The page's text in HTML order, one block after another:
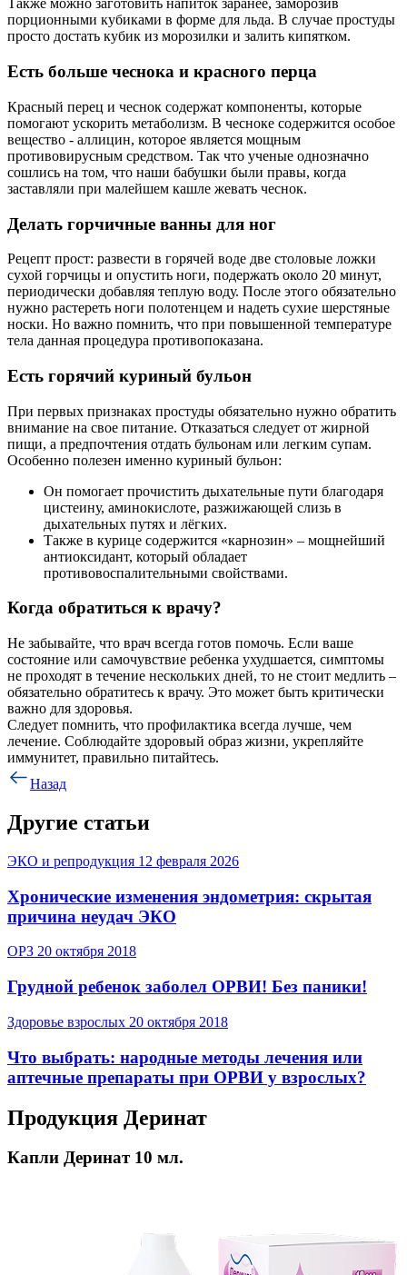
Также можно заготовить напиток заранее, заморозив
порционными кубиками в форме для льда. В случае простуды
просто достать кубик из морозилки и залить кипятком.
Есть больше чеснока и красного перца
Красный перец и чеснок содержат компоненты, которые
помогают ускорить метаболизм. В чесноке содержится особое
вещество - аллицин, которое является мощным
противовирусным средством. Так что ученые однозначно
сошлись на том, что наши бабушки были правы, когда
заставляли при малейшем кашле жевать чеснок.
Делать горчичные ванны для ног
Рецепт прост: развести в горячей воде две столовые ложки
сухой горчицы и опустить ноги, подержать около 20 минут,
периодически добавляя теплую воду. После этого обязательно
нужно растереть ноги полотенцем и надеть сухие шерстяные
носки. Но важно помнить, что при повышенной температуре
тела данная процедура противопоказана.
Есть горячий куриный бульон
При первых признаках простуды обязательно нужно обратить
внимание на свое питание. Отказаться следует от жирной
пищи, а предпочтения отдать бульонам или легким супам.
Особенно полезен именно куриный бульон:
Он помогает прочистить дыхательные пути благодаря
цистеину, аминокислоте, разжижающей слизь в
дыхательных путях и лёгких.
Также в курице содержится «карнозин» – мощнейший
антиоксидант, который обладает
противовоспалительными свойствами.
Когда обратиться к врачу?
Не забывайте, что врач всегда готов помочь. Если ваше
состояние или самочувствие ребенка ухудшается, симптомы
не проходят в течение нескольких дней, то не стоит медлить –
обязательно обратитесь к врачу. Это может быть критически
важно для здоровья.
Следует помнить, что профилактика всегда лучше, чем
лечение. Соблюдайте здоровый образ жизни, укрепляйте
иммунитет, правильно питайтесь.
Назад
Другие статьи
ЭКО и репродукция 12 февраля 2026
Хронические изменения эндометрия: скрытая
причина неудач ЭКО
ОРЗ 20 октября 2018
Грудной ребенок заболел ОРВИ! Без паники!
Здоровье взрослых 20 октября 2018
Что выбрать: народные методы лечения или
аптечные препараты при ОРВИ у взрослых?
Продукция Деринат
Капли Деринат 10 мл.